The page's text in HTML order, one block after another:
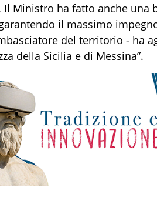
Ministro ha fatto anche una
il massimo
del territorio - ha
della Sicilia e di Messina”.